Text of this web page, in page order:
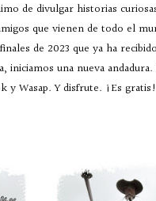
de divulgar historias
que vienen de todo el
de 2023 que ya ha
una nueva
y Wasap. Y disfrute. ¡Es gratis!